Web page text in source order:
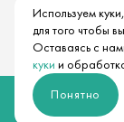
Используем
для того чтобы
Оставаясь с
куки и
Понятно
© 2026